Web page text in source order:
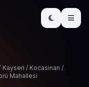
Kayseri / Kocasinan /
Mahallesi